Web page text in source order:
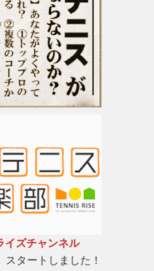
イズチャンネル
スタートしました！